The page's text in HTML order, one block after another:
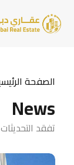
الصفحة
News
تفقد التحديثات